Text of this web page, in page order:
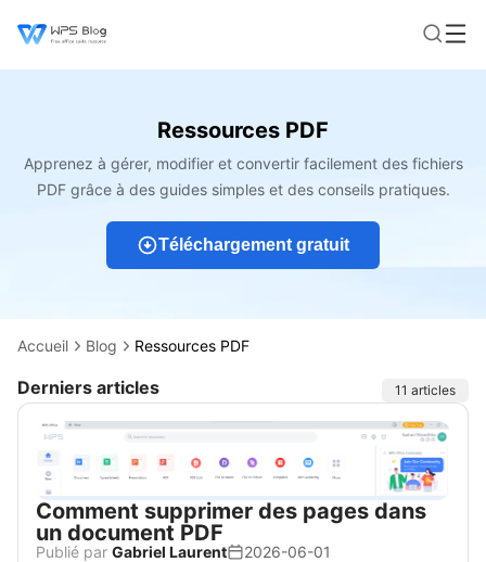
Ressources PDF
Apprenez à gérer, modifier et convertir facilement des fichiers
PDF grâce à des guides simples et des conseils pratiques.
Téléchargement gratuit
Accueil Blog Ressources PDF
Articles
Derniers articles 11 articles
Comment supprimer des pages dans
un document PDF
Publié par Gabriel Laurent
2026-06-01